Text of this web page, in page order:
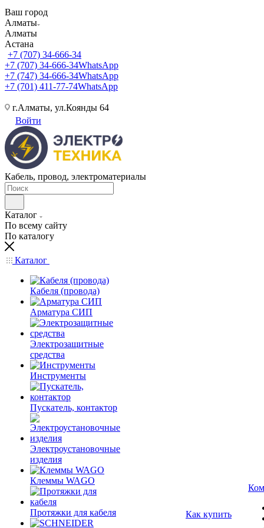
Ваш город
Алматы
Алматы
Астана
+7 (707) 34-666-34
+7 (707) 34-666-34WhatsApp
+7 (747) 34-666-34WhatsApp
+7 (701) 411-77-74WhatsApp
г.Алматы, ул.Коянды 64
Войти
Кабель, провод, электроматериалы
Каталог
По всему сайту
По каталогу
Каталог
Кабеля (провода)
Арматура СИП
Электрозащитные
средства
Инструменты
Пускатель, контактор
Электроустановочные
изделия
Клеммы WAGO
Протяжки для кабеля
Как купить